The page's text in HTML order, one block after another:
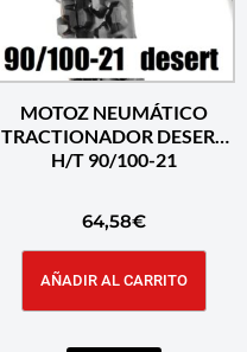
MOTOZ NEUMÁTICO
TRACTIONADOR DESERT
H/T 90/100-21
64,58€
AÑADIR AL CARRITO